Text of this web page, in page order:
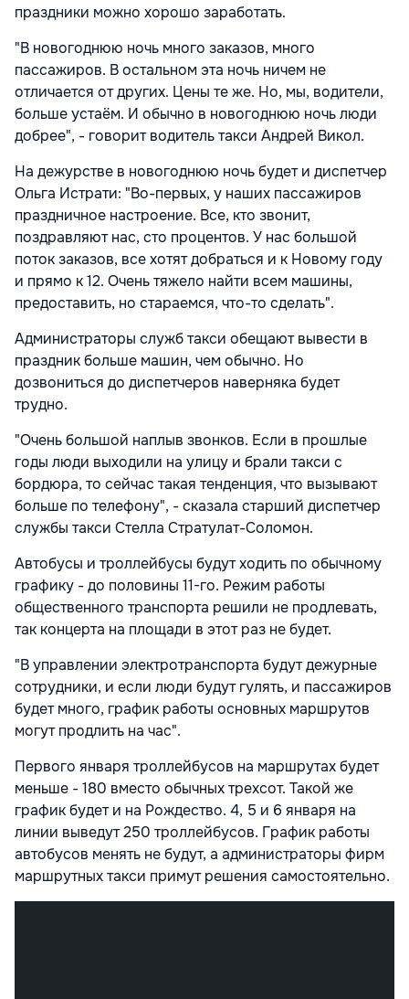
праздники можно хорошо заработать.
"В новогоднюю ночь много заказов, много
пассажиров. В остальном эта ночь ничем не
отличается от других. Цены те же. Но, мы, водители,
больше устаём. И обычно в новогоднюю ночь люди
добрее", - говорит водитель такси Андрей Викол.
На дежурстве в новогоднюю ночь будет и диспетчер
Ольга Истрати: "Во-первых, у наших пассажиров
праздничное настроение. Все, кто звонит,
поздравляют нас, сто процентов. У нас большой
поток заказов, все хотят добраться и к Новому году
и прямо к 12. Очень тяжело найти всем машины,
предоставить, но стараемся, что-то сделать".
Администраторы служб такси обещают вывести в
праздник больше машин, чем обычно. Но
дозвониться до диспетчеров наверняка будет
трудно.
"Очень большой наплыв звонков. Если в прошлые
годы люди выходили на улицу и брали такси с
бордюра, то сейчас такая тенденция, что вызывают
больше по телефону", - сказала старший диспетчер
службы такси Стелла Стратулат-Соломон.
Автобусы и троллейбусы будут ходить по обычному
графику - до половины 11-го. Режим работы
общественного транспорта решили не продлевать,
так концерта на площади в этот раз не будет.
"В управлении электротранспорта будут дежурные
сотрудники, и если люди будут гулять, и пассажиров
будет много, график работы основных маршрутов
могут продлить на час".
Первого января троллейбусов на маршрутах будет
меньше - 180 вместо обычных трехсот. Такой же
график будет и на Рождество. 4, 5 и 6 января на
линии выведут 250 троллейбусов. График работы
автобусов менять не будут, а администраторы фирм
маршрутных такси примут решения самостоятельно.